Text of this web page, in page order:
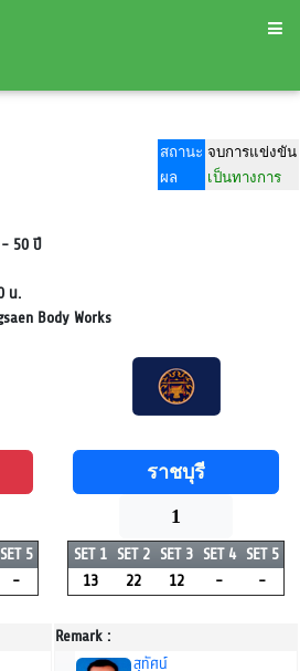
สถานะ จบการแข่งขัน
ผล
เป็นทางการ
50 ปี
น.
Body Works
SET 5
-
ราชบุรี
1
SET 1 SET 2 SET 3 SET 4 SET 5
13
22 12 - -
Remark :
สุทัศน์